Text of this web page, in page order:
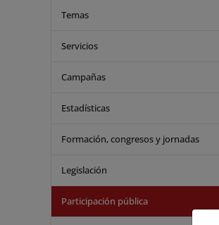
Temas
Servicios
Campañas
Estadísticas
Formación, congresos y jornadas
Legislación
Participación pública